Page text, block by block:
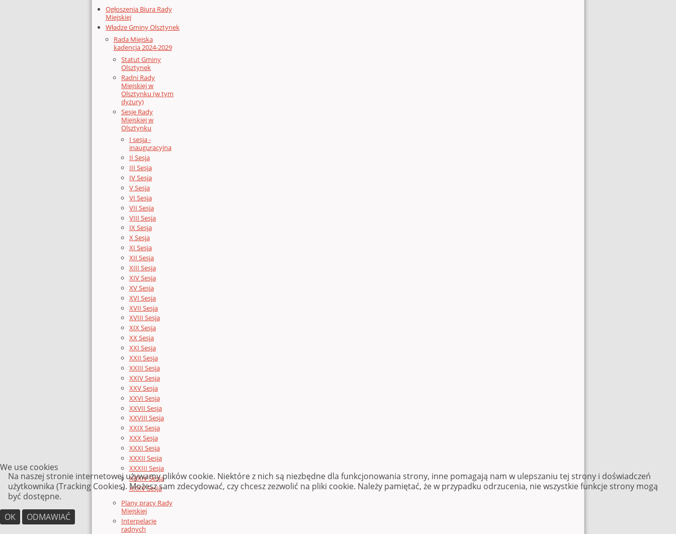
Ogłoszenia Biura Rady
Miejskiej
Władze Gminy Olsztynek
Rada Miejska
kadencja 2024-2029
Statut Gminy
Olsztynek
Radni Rady
Miejskiej w
Olsztynku (w tym
dyżury)
Sesje Rady
Miejskiej w
Olsztynku
I sesja -
inauguracyjna
II Sesja
III Sesja
IV Sesja
V Sesja
VI Sesja
VII Sesja
VIII Sesja
IX Sesja
X Sesja
XI Sesja
XII Sesja
XIII Sesja
XIV Sesja
XV Sesja
XVI Sesja
XVII Sesja
XVIII Sesja
XIX Sesja
XX Sesja
XXI Sesja
XXII Sesja
XXIII Sesja
XXIV Sesja
XXV Sesja
XXVI Sesja
XXVII Sesja
XXVIII Sesja
XXIX Sesja
XXX Sesja
XXXI Sesja
XXXII Sesja
XXXIII Sesja
XXXIV Sesja
XXXV Sesja
Plany pracy Rady
Miejskiej
Interpelacje
radnych
We use cookies
Na naszej stronie internetowej używamy plików cookie. Niektóre z nich są niezbędne dla funkcjonowania strony, inne pomagają nam w ulepszaniu tej strony i doświadczeń
użytkownika (Tracking Cookies). Możesz sam zdecydować, czy chcesz zezwolić na pliki cookie. Należy pamiętać, że w przypadku odrzucenia, nie wszystkie funkcje strony mogą
być dostępne.
OK
ODMAWIAĆ